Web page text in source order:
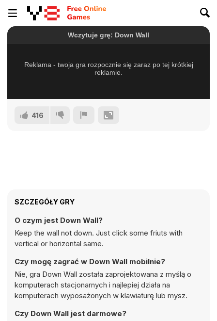
416
SZCZEGÓŁY GRY
O czym jest Down Wall?
Keep the wall not down. Just click some friuts with
vertical or horizontal same.
Czy mogę zagrać w Down Wall mobilnie?
Nie, gra Down Wall została zaprojektowana z myślą o
komputerach stacjonarnych i najlepiej działa na
komputerach wyposażonych w klawiaturę lub mysz.
Czy Down Wall jest darmowe?